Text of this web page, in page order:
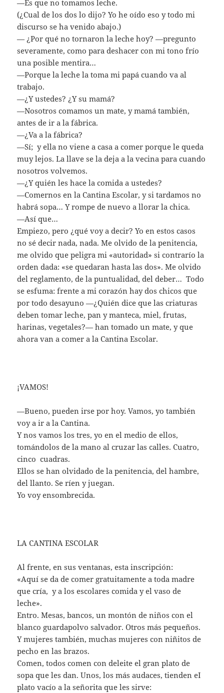
—Es que no tomamos leche.
(¿Cual de los dos lo dijo? Yo he oído eso y todo mi
discurso se ha venido abajo.)
— ¿Por qué no tornaron la leche hoy? —pregunto
severamente, como para deshacer con mi tono frío
una posible mentira…
—Porque la leche la toma mi papá cuando va al
trabajo.
—¿Y ustedes? ¿Y su mamá?
—Nosotros comamos un mate, y mamá también,
antes de ir a la fábrica.
—¿Va a la fábrica?
—Sí; y ella no viene a casa a comer porque le queda
muy lejos. La llave se la deja a la vecina para cuando
nosotros volvemos.
—¿Y quién les hace la comida a ustedes?
—Comernos en la Cantina Escolar, y si tardamos no
habrá sopa… Y rompe de nuevo a llorar la chica.
—Así que…
Empiezo, pero ¿qué voy a decir? Yo en estos casos
no sé decir nada, nada. Me olvido de la penitencia,
me olvido que peligra mi «autoridad» si contrarío la
orden dada: «se quedaran hasta las dos». Me olvido
del reglamento, de la puntualidad, del deber… Todo
se esfuma: frente a mi corazón hay dos chicos que
por todo desayuno —¿Quién dice que las criaturas
deben tomar leche, pan y manteca, miel, frutas,
harinas, vegetales?— han tomado un mate, y que
ahora van a comer a la Cantina Escolar.
¡VAMOS!
—Bueno, pueden irse por hoy. Vamos, yo también
voy a ir a la Cantina.
Y nos vamos los tres, yo en el medio de ellos,
tomándolos de la mano al cruzar las calles. Cuatro,
cinco cuadras.
Ellos se han olvidado de la penitencia, del hambre,
del llanto. Se ríen y juegan.
Yo voy ensombrecida.
LA CANTINA ESCOLAR
Al frente, en sus ventanas, esta inscripción:
«Aquí se da de comer gratuitamente a toda madre
que cría, y a los escolares comida y el vaso de
leche».
Entro. Mesas, bancos, un montón de niños con el
blanco guardapolvo salvador. Otros más pequeños.
Y mujeres también, muchas mujeres con niñitos de
pecho en las brazos.
Comen, todos comen con deleite el gran plato de
sopa que les dan. Unos, los más audaces, tienden eI
plato vacío a la señorita que les sirve: